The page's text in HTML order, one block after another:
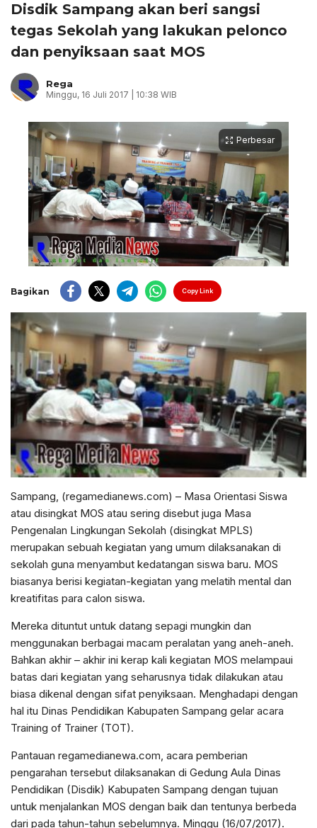
Disdik Sampang akan beri sangsi
tegas Sekolah yang lakukan pelonco
dan penyiksaan saat MOS
Rega
Minggu, 16 Juli 2017 | 10:38 WIB
Perbesar
Bagikan Copy Link
Sampang, (regamedianews.com) – Masa Orientasi Siswa
atau disingkat MOS atau sering disebut juga Masa
Pengenalan Lingkungan Sekolah (disingkat MPLS)
merupakan sebuah kegiatan yang umum dilaksanakan di
sekolah guna menyambut kedatangan siswa baru. MOS
biasanya berisi kegiatan-kegiatan yang melatih mental dan
kreatifitas para calon siswa.
Mereka dituntut untuk datang sepagi mungkin dan
menggunakan berbagai macam peralatan yang aneh-aneh.
Bahkan akhir – akhir ini kerap kali kegiatan MOS melampaui
batas dari kegiatan yang seharusnya tidak dilakukan atau
biasa dikenal dengan sifat penyiksaan. Menghadapi dengan
hal itu Dinas Pendidikan Kabupaten Sampang gelar acara
Training of Trainer (TOT).
Pantauan regamedianewa.com, acara pemberian
pengarahan tersebut dilaksanakan di Gedung Aula Dinas
Pendidikan (Disdik) Kabupaten Sampang dengan tujuan
untuk menjalankan MOS dengan baik dan tentunya berbeda
dari pada tahun-tahun sebelumnya. Minggu (16/07/2017).